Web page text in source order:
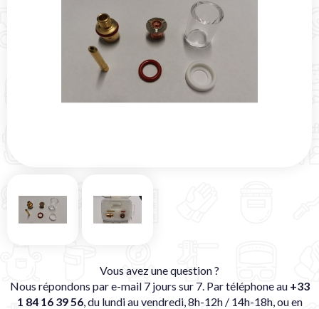
Vous avez une question ?
Nous répondons par e-mail 7 jours sur 7. Par téléphone au +33
1 84 16 39 56, du lundi au vendredi, 8h-12h / 14h-18h, ou en